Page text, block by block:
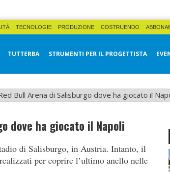
TECNOLOGIE PRODUZIONE COSTRUENDO
TUTTERBA STRUMENTI PER IL PROGETTISTA
Bull Arena di Salisburgo dove ha giocato il
dove ha giocato il Napoli
di Salisburgo, in Austria. Intanto, il
per coprire l’ultimo anello nelle